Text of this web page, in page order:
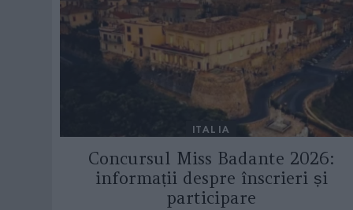
ITALIA
Concursul Miss Badante 2026:
informații despre înscrieri și
participare